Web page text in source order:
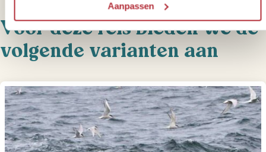
Aanpassen
Voor deze reis bieden we de
volgende varianten aan